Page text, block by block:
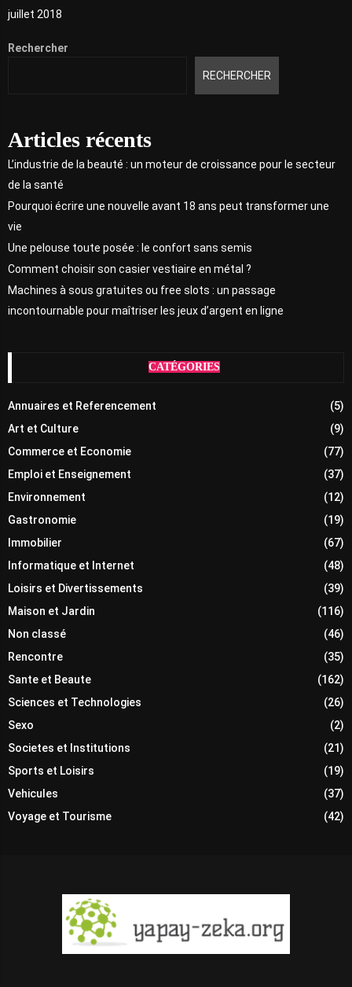
juillet 2018
Rechercher
RECHERCHER
Articles récents
L’industrie de la beauté : un moteur de croissance pour le secteur
de la santé
Pourquoi écrire une nouvelle avant 18 ans peut transformer une
vie
Une pelouse toute posée : le confort sans semis
Comment choisir son casier vestiaire en métal ?
Machines à sous gratuites ou free slots : un passage
incontournable pour maîtriser les jeux d’argent en ligne
CATÉGORIES
Annuaires et Referencement
(5)
Art et Culture
(9)
Commerce et Economie
(77)
Emploi et Enseignement
(37)
Environnement
(12)
Gastronomie
(19)
Immobilier
(67)
Informatique et Internet
(48)
Loisirs et Divertissements
(39)
Maison et Jardin
(116)
Non classé
(46)
Rencontre
(35)
Sante et Beaute
(162)
Sciences et Technologies
(26)
Sexo
(2)
Societes et Institutions
(21)
Sports et Loisirs
(19)
Vehicules
(37)
Voyage et Tourisme
(42)